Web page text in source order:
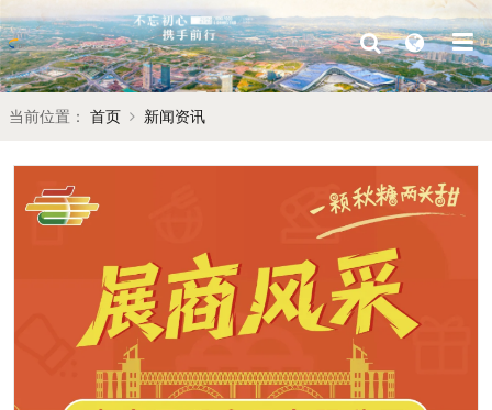
当前位置： 首页 新闻资讯